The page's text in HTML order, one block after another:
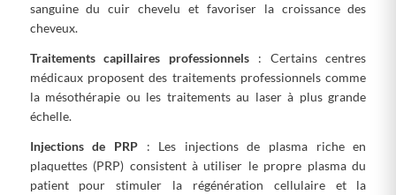
sanguine du cuir chevelu et favoriser la croissance des
cheveux.
Traitements capillaires professionnels : Certains centres
médicaux proposent des traitements professionnels comme
la mésothérapie ou les traitements au laser à plus grande
échelle.
Injections de PRP: Les injections de plasma riche en
plaquettes (PRP) consistent à utiliser le propre plasma du
patient pour stimuler la régénération cellulaire et la